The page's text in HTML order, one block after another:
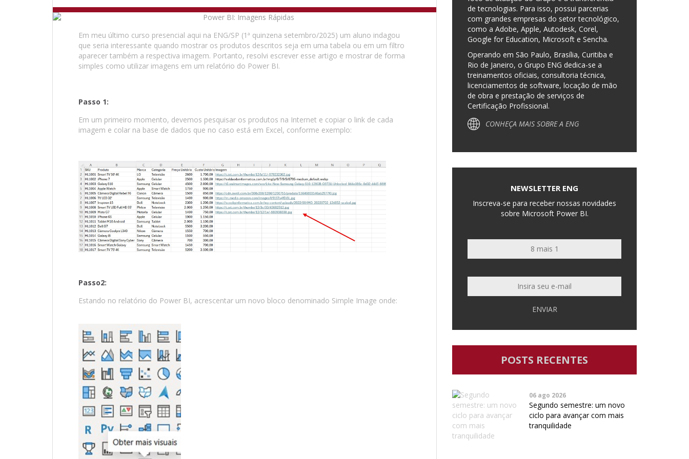
Em meu último curso presencial aqui na ENG/SP (1ª quinzena setembro/2025) um aluno indagou
que seria interessante quando mostrar os produtos descritos seja em uma tabela ou em um filtro
aparecer também a respectiva imagem. Portanto, resolvi escrever esse artigo e mostrar de forma
simples como utilizar imagens em um relatório do Power BI.
Passo 1:
Em um primeiro momento, devemos pesquisar os produtos na Internet e copiar o link de cada
imagem e colar na base de dados que no caso está em Excel, conforme exemplo:
Passo2:
Estando no relatório do Power BI, acrescentar um novo bloco denominado Simple Image onde:
de tecnologias. Para isso, possui parcerias
com grandes empresas do setor tecnológico,
como a Adobe, Apple, Autodesk, Corel,
Google for Education, Microsoft e Sencha.
Operando em São Paulo, Brasília, Curitiba e
Rio de Janeiro, o Grupo ENG dedica-se a
treinamentos oficiais, consultoria técnica,
licenciamentos de software, locação de mão
de obra e prestação de serviços de
Certificação Profissional.
CONHEÇA MAIS SOBRE A ENG
NEWSLETTER ENG
Inscreva-se para receber nossas novidades
sobre Microsoft Power BI.
ENVIAR
POSTS RECENTES
06 ago 2026
Segundo semestre: um novo
ciclo para avançar com mais
tranquilidade